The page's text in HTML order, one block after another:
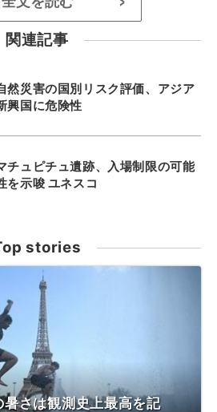
関連記事
然災害の国別リスク評価、アジア
興国に危険性
チュピチュ遺跡、入場制限の可能
を示唆 ユネスコ
stories
さは観測史上最高を記